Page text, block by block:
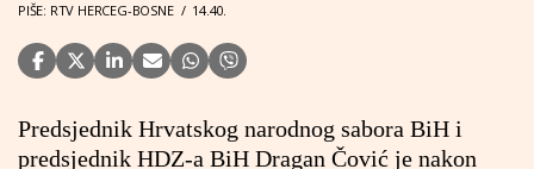
PIŠE: RTV HERCEG-BOSNE / 14.40.
Predsjednik Hrvatskog narodnog sabora BiH i
predsjednik HDZ-a BiH Dragan Čović je nakon